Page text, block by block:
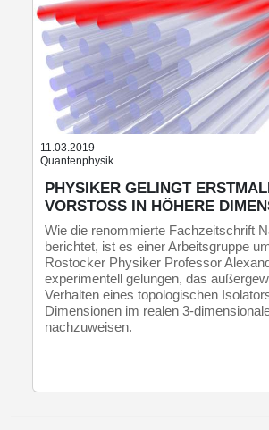
11.03.2019
Quantenphysik
PHYSIKER GELINGT
VORSTOSS IN HÖHERE
Wie die renommierte Fachzeitschrift
berichtet, ist es einer Arbeitsgruppe
Rostocker Physiker Professor
experimentell gelungen, das
Verhalten eines topologischen
Dimensionen im realen 3-
nachzuweisen.